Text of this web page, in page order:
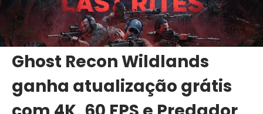
Ghost Recon Wildlands
ganha atualização grátis